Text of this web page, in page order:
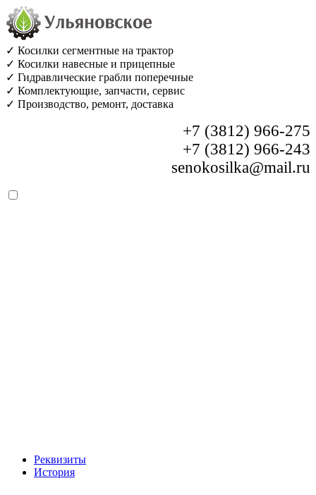
✓ Косилки сегментные на трактор
✓ Косилки навесные и прицепные
✓ Гидравлические грабли поперечные
✓ Комплектующие, запчасти, сервис
✓ Производство, ремонт, доставка
+7 (3812) 966-275
+7 (3812) 966-243
senokosilka@mail.ru
Реквизиты
История